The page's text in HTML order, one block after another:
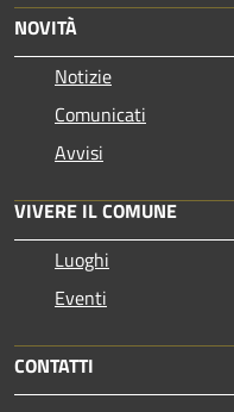
NOVITÀ
Notizie
Comunicati
Avvisi
VIVERE IL COMUNE
Luoghi
Eventi
CONTATTI